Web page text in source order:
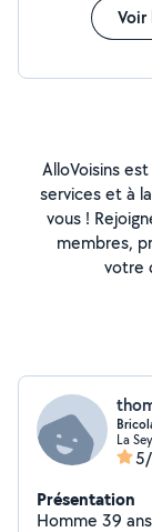
AlloVoisins
services et à
vous !
membres,
votre
La
Présentation
Homme 39